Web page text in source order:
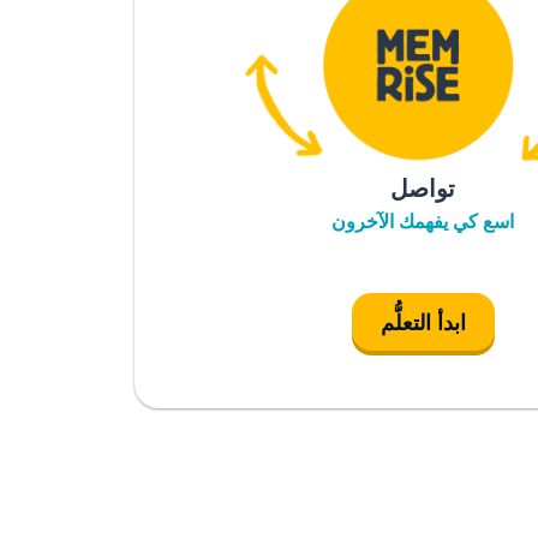
تواصل
اسع كي يفهمك الآخرون
ابدأ التعلُّم